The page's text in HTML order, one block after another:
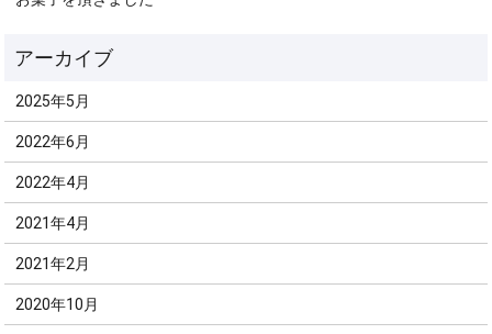
2025年5月
2022年6月
2022年4月
2021年4月
2021年2月
2020年10月